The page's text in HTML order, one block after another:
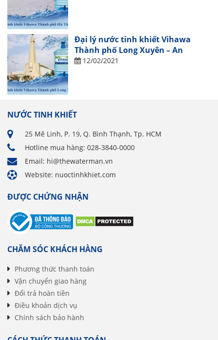
Đại lý nước tinh khiết Vihawa
Thành phố Long Xuyên – An
Giang
12/02/2021
NƯỚC TINH KHIẾT
25 Mê Linh, P. 19, Q. Bình Thạnh, Tp. HCM
Hotline mua hàng: 028-3840-0000
Email: hi@thewaterman.vn
Website: nuoctinhkhiet.com
ĐƯỢC CHỨNG NHẬN
CHĂM SÓC KHÁCH HÀNG
Phương thức thanh toán
Vận chuyển giao hàng
Đổi trả hoàn tiền
Điều khoản dịch vụ
Chính sách bảo hành